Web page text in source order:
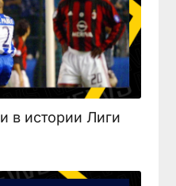
в истории Лиги